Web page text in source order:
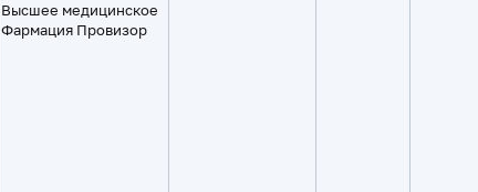
Высшее медицинское
Фармация Провизор